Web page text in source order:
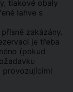
tlakové obaly
lahve s
zakázány.
je třeba
(pokud
provozujícími